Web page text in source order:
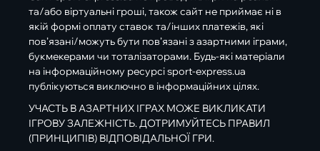
та/або віртуальні гроші, також сайт не приймає ні в
якій формі оплату ставок та/інших платежів, які
пов’язані/можуть бути пов’язані з азартними іграми,
букмекерами чи тоталізаторами. Будь-які матеріали
на інформаційному ресурсі sport-express.ua
публікуються виключно в інформаційних цілях.
УЧАСТЬ В АЗАРТНИХ ІГРАХ МОЖЕ ВИКЛИКАТИ
ІГРОВУ ЗАЛЕЖНІСТЬ. ДОТРИМУЙТЕСЬ ПРАВИЛ
(ПРИНЦИПІВ) ВІДПОВІДАЛЬНОЇ ГРИ.